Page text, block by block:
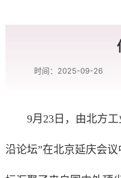
时间：2025-09-26
9月23日，由北方
沿论坛”在北京延庆会